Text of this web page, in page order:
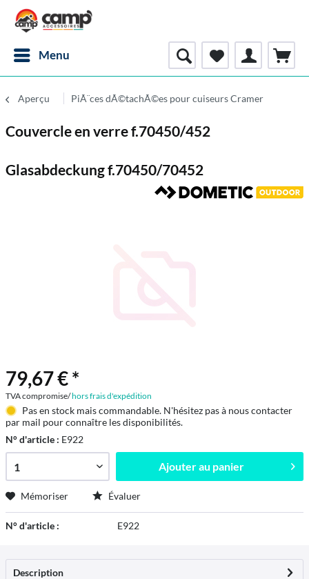
Menu
Aperçu PiÃ¨ces dÃ©tachÃ©es pour cuiseurs Cramer
Couvercle en verre f.70450/452
Glasabdeckung f.70450/70452
79,67 € *
TVA compromise/hors frais d'expédition
Pas en stock mais commandable. N'hésitez pas à nous contacter
par mail pour connaître les disponibilités.
N° d'article : E922
Ajouter au panier
Mémoriser Évaluer
N° d'article : E922
Description